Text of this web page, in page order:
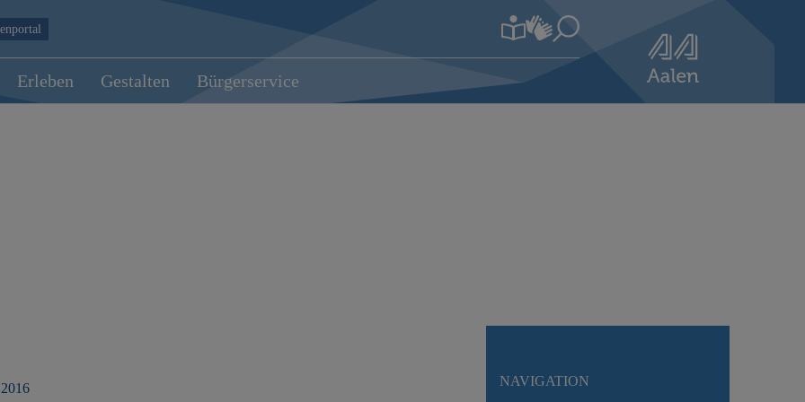
Erleben Gestalten Bürgerservice
NAVIGATION